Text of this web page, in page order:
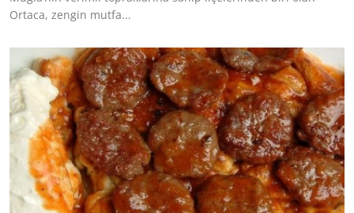
Ortaca, zengin mutfa...